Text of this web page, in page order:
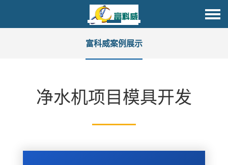
富科威案例展示
净水机项目模具开发